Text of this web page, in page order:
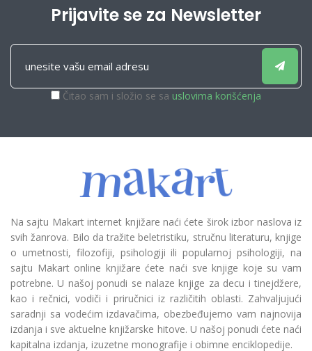
Prijavite se za Newsletter
Čitao sam i složio se sa uslovima korišćenja
Na sajtu Makart internet knjižare naći ćete širok izbor naslova iz
svih žanrova. Bilo da tražite beletristiku, stručnu literaturu, knjige
o umetnosti, filozofiji, psihologiji ili popularnoj psihologiji, na
sajtu Makart online knjižare ćete naći sve knjige koje su vam
potrebne. U našoj ponudi se nalaze knjige za decu i tinejdžere,
kao i rečnici, vodiči i priručnici iz različitih oblasti. Zahvaljujući
saradnji sa vodećim izdavačima, obezbeđujemo vam najnovija
izdanja i sve aktuelne knjižarske hitove. U našoj ponudi ćete naći
kapitalna izdanja, izuzetne monografije i obimne enciklopedije.